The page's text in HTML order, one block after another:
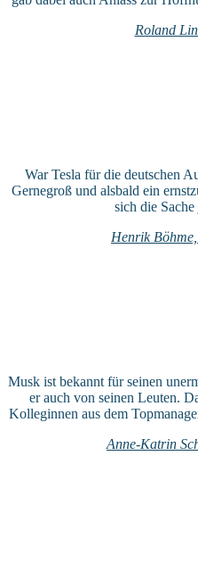
Roland
War Tesla für die deutschen
Gernegroß und alsbald ein
sich die
Henrik
Musk ist bekannt für seinen
er auch von seinen Leuten.
Kolleginnen aus dem
Anne-Katrin